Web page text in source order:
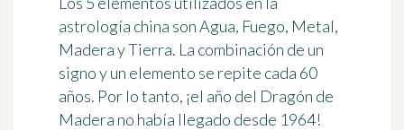
astrología china son Agua, Fuego, Metal,
Madera y Tierra. La combinación de un
signo y un elemento se repite cada 60
años. Por lo tanto, ¡el año del Dragón de
Madera no había llegado desde 1964!